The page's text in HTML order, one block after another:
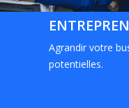
Agrandir votre
potentielles.